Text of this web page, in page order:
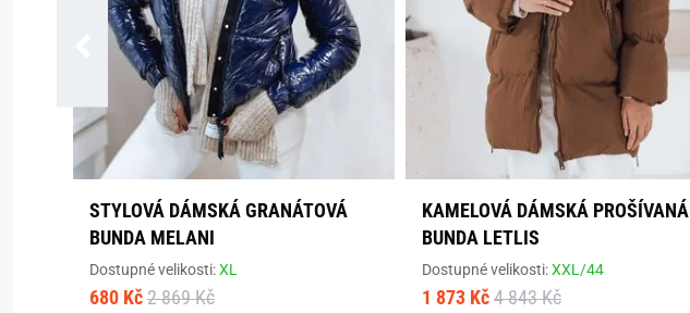
STYLOVÁ DÁMSKÁ GRANÁTOVÁ
BUNDA MELANI
Dostupné velikosti:XL
680 Kč 2 869 Kč
KAMELOVÁ DÁMSKÁ PROŠÍVANÁ
BUNDA LETLIS
Dostupné velikosti:XXL/44
1 873 Kč 4 843 Kč